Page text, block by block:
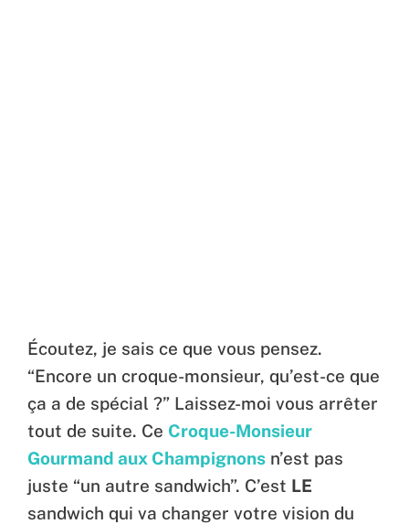
Écoutez, je sais ce que vous pensez.
“Encore un croque-monsieur, qu’est-ce que
ça a de spécial ?” Laissez-moi vous arrêter
tout de suite. Ce Croque-Monsieur
Gourmand aux Champignons n’est pas
juste “un autre sandwich”. C’est LE
sandwich qui va changer votre vision du